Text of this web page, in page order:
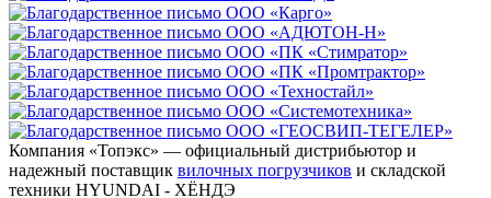
Компания «Топэкс» — официальный дистрибьютор и
надежный поставщик вилочных погрузчиков и складской
техники HYUNDAI - ХЁНДЭ